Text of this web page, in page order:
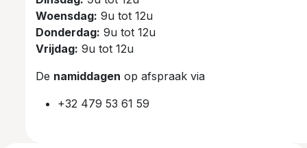
Woensdag: 9u tot 12u
Donderdag: 9u tot 12u
Vrijdag: 9u tot 12u
De namiddagen op afspraak via
+32 479 53 61 59